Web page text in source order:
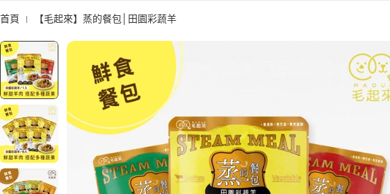
首頁 【毛起來】蒸的餐包│田園彩蔬羊